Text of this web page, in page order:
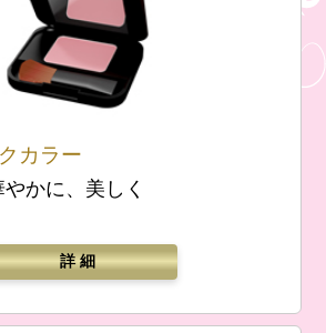
カラー
かに、美しく
詳 細